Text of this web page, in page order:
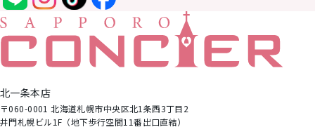
北⼀条本店
〒060-0001 北海道札幌市中央区北1条⻄3丁⽬2
井⾨札幌ビル1F（地下歩⾏空間11番出⼝直結）